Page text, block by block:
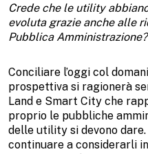
Crede che le utility
evoluta grazie anche alle
Pubblica Amministrazione?
Conciliare l’oggi col
prospettiva si ragionerà
Land e Smart City che
proprio le pubbliche
delle utility si devono
continuare a considerarli